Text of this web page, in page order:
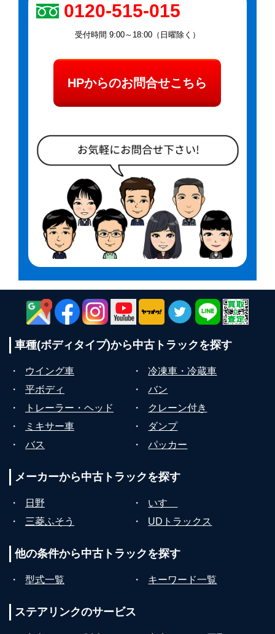
0120-515-015
受付時間 9:00～18:00（日曜除く）
HPからのお問合せこちら
車種(ボディタイプ)から中古トラックを探す
・ ウイング車 ・
冷凍車・冷蔵車
・
平ボディ ・
バン
・
トレーラー・ヘッド ・
クレーン付き
・
ミキサー車 ・
ダンプ
・
バス ・ パッカー
メーカーから中古トラックを探す
・ 日野 ・
いすゞ
・
三菱ふそう ・ UDトラックス
他の条件から中古トラックを探す
・ 型式一覧 ・ キーワード一覧
ステアリンクのサービス